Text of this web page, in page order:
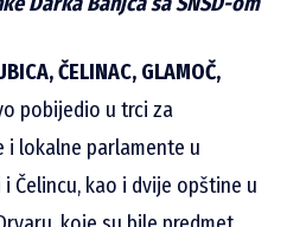
ČELINAC, GLAMOČ,
pobijedio u trci za
i lokalne parlamente u
Čelincu, kao i dvije opštine u